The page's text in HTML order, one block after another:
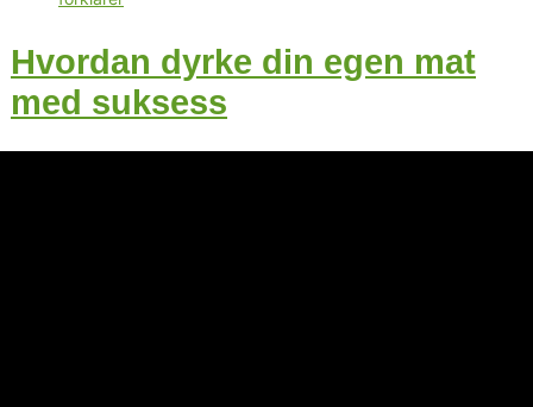
Hvordan dyrke din egen mat
med suksess